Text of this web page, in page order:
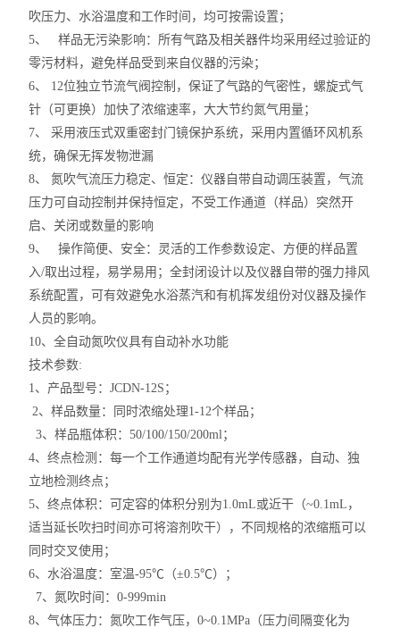
吹压力、水浴温度和工作时间，均可按需设置；
5、 样品无污染影响：所有气路及相关器件均采用经过验证的
零污材料，避免样品受到来自仪器的污染；
6、 12位独立节流气阀控制，保证了气路的气密性，螺旋式气
针（可更换）加快了浓缩速率，大大节约氮气用量；
7、 采用液压式双重密封门镜保护系统，采用内置循环风机系
统，确保无挥发物泄漏
8、 氮吹气流压力稳定、恒定：仪器自带自动调压装置，气流
压力可自动控制并保持恒定，不受工作通道（样品）突然开
启、关闭或数量的影响
9、 操作简便、安全：灵活的工作参数设定、方便的样品置
入/取出过程，易学易用；全封闭设计以及仪器自带的强力排风
系统配置，可有效避免水浴蒸汽和有机挥发组份对仪器及操作
人员的影响。
10、全自动氮吹仪具有自动补水功能
技术参数:
1、产品型号：JCDN-12S；
2、样品数量：同时浓缩处理1-12个样品；
3、样品瓶体积：50/100/150/200ml；
4、终点检测：每一个工作通道均配有光学传感器，自动、独
立地检测终点；
5、终点体积：可定容的体积分别为1.0mL或近干（~0.1mL，
适当延长吹扫时间亦可将溶剂吹干），不同规格的浓缩瓶可以
同时交叉使用；
6、水浴温度：室温-95℃（±0.5℃）；
7、氮吹时间：0-999min
8、气体压力：氮吹工作气压，0~0.1MPa（压力间隔变化为